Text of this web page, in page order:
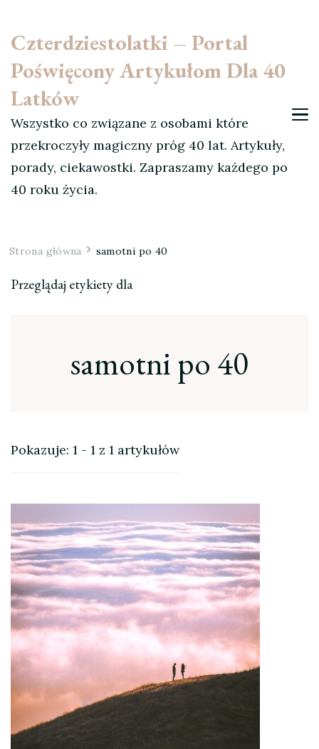
Czterdziestolatki – Portal
Poświęcony Artykułom Dla 40
Latków
Wszystko co związane z osobami które
przekroczyły magiczny próg 40 lat. Artykuły,
porady, ciekawostki. Zapraszamy każdego po
40 roku życia.
Strona główna samotni po 40
Przeglądaj etykiety dla
samotni po 40
Pokazuje: 1 - 1 z 1 artykułów